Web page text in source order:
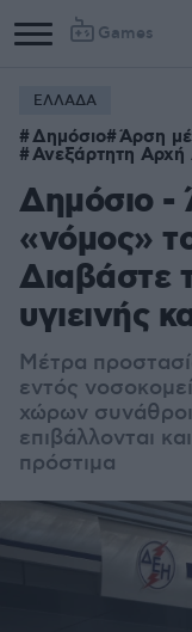
Games
ΕΛΛΑΔΑ
Δημόσιο Άρση
Ανεξάρτητη
Δημόσιο -
«νόμος»
Διαβάστε
υγιεινής
Μέτρα
εντός
χώρων
επιβάλλονται
πρόστιμα